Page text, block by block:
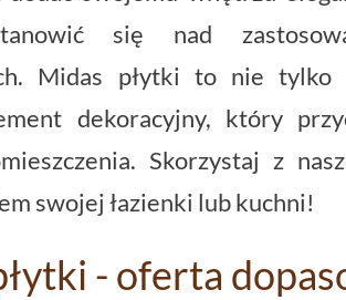
się nad
Midas płytki to nie tylko
dekoracyjny, który
Skorzystaj z
swojej łazienki lub kuchni!
- oferta